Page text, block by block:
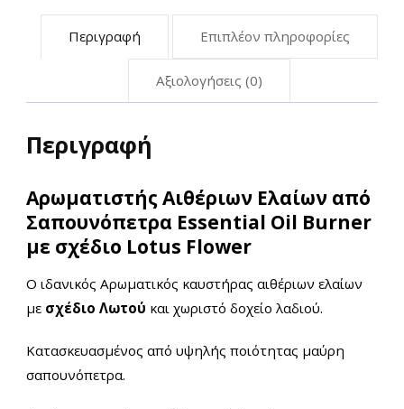
Περιγραφή Επιπλέον πληροφορίες
Αξιολογήσεις (0)
Περιγραφή
Αρωματιστής Αιθέριων Ελαίων από
Σαπουνόπετρα Essential Oil Burner
με σχέδιο Lotus Flower
Ο ιδανικός Αρωματικός καυστήρας αιθέριων ελαίων
με σχέδιο Λωτού και χωριστό δοχείο λαδιού.
Κατασκευασμένος από υψηλής ποιότητας μαύρη
σαπουνόπετρα.